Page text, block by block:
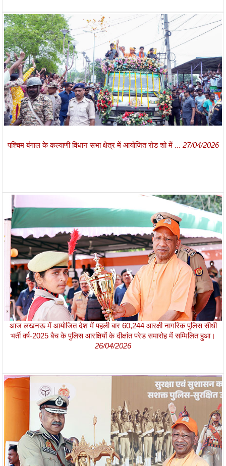
पश्चिम बंगाल के कल्याणी विधान सभा क्षेत्र में आयोजित रोड शो में ... 27/04/2026
आज लखनऊ में आयोजित देश में पहली बार 60,244 आरक्षी नागरिक पुलिस सीधी
भर्ती वर्ष-2025 बैच के पुलिस आरक्षियों के दीक्षांत परेड समारोह में सम्मिलित हुआ।
26/04/2026